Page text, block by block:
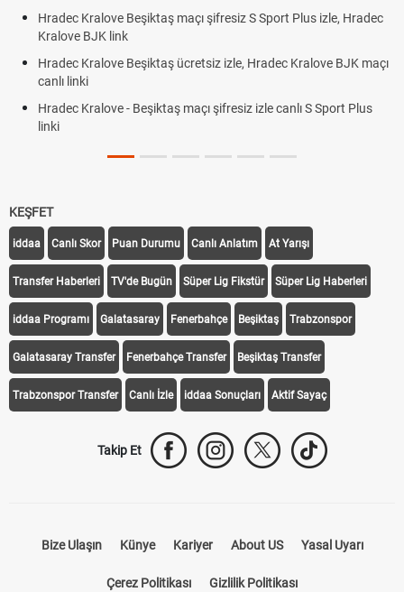
Hradec Kralove Beşiktaş maçı şifresiz S Sport Plus izle, Hradec
Kralove BJK link
Hradec Kralove Beşiktaş ücretsiz izle, Hradec Kralove BJK maçı
canlı linki
Hradec Kralove - Beşiktaş maçı şifresiz izle canlı S Sport Plus
linki
KEŞFET
iddaa Canlı Skor Puan Durumu Canlı Anlatım At Yarışı
Transfer Haberleri TV'de Bugün Süper Lig Fikstür Süper Lig Haberleri
iddaa Programı Galatasaray Fenerbahçe Beşiktaş Trabzonspor
Galatasaray Transfer Fenerbahçe Transfer Beşiktaş Transfer
Trabzonspor Transfer Canlı İzle iddaa Sonuçları Aktif Sayaç
Takip Et
Bize Ulaşın Künye Kariyer About US Yasal Uyarı
Çerez Politikası Gizlilik Politikası